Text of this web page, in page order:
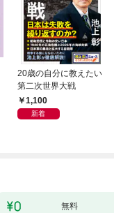
20歳の自分に教えたい
第二次世界大戦
1,100
新着
無料